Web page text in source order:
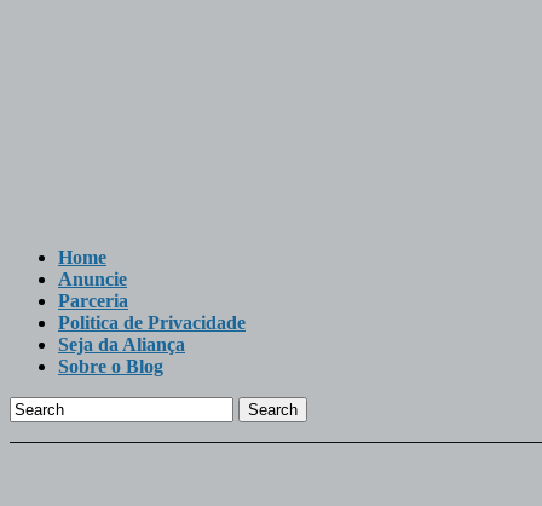
Home
Anuncie
Parceria
Politica de Privacidade
Seja da Aliança
Sobre o Blog
Search